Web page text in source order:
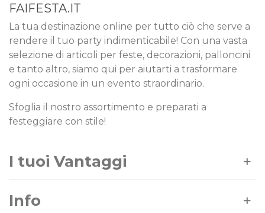
FAIFESTA.IT
La tua destinazione online per tutto ciò che serve a
rendere il tuo party indimenticabile! Con una vasta
selezione di articoli per feste, decorazioni, palloncini
e tanto altro, siamo qui per aiutarti a trasformare
ogni occasione in un evento straordinario.
Sfoglia il nostro assortimento e preparati a
festeggiare con stile!
I tuoi Vantaggi
Info